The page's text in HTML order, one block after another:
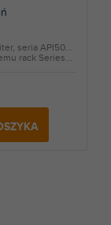
seria API500.
rack Series...